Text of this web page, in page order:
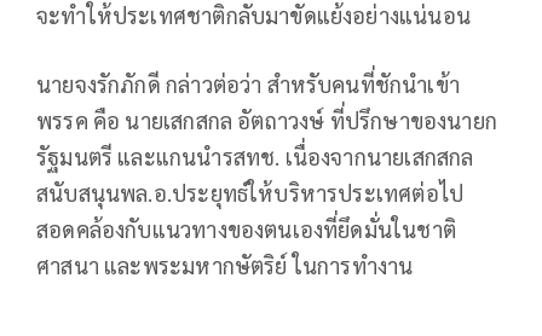
จะทำให้ประเทศชาติกลับมาขัดแย้งอย่างแน่นอน
นายจงรักภักดี กล่าวต่อว่า สำหรับคนที่ชักนำเข้า
พรรค คือ นายเสกสกล อัตถาวงษ์ ที่ปรึกษาของนายก
รัฐมนตรี และแกนนำรสทช. เนื่องจากนายเสกสกล
สนับสนุนพล.อ.ประยุทธ์ให้บริหารประเทศต่อไป
สอดคล้องกับแนวทางของตนเองที่ยึดมั่นในชาติ
ศาสนา และพระมหากษัตริย์ ในการทำงาน